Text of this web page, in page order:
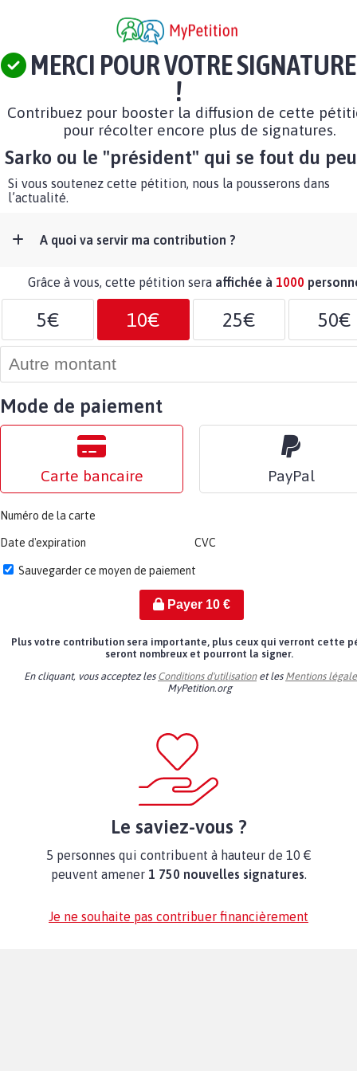
MERCI POUR VOTRE SIGNATURE
!
Contribuez pour booster la diffusion de cette
pour récolter encore plus de signatures.
Sarko ou le "président" qui se fout du
Si vous soutenez cette pétition, nous la pousserons dans
l’actualité.
A quoi va servir ma contribution ?
Grâce à vous, cette pétition sera affichée à 1000
5€ 10€ 25€ 50€
Mode de paiement
Carte bancaire PayPal
Numéro de la carte
Date d'expiration CVC
Sauvegarder ce moyen de paiement
Payer 10€
Plus votre contribution sera importante, plus ceux qui verront cette
seront nombreux et pourront la signer.
En cliquant, vous acceptez les Conditions d'utilisationet les Mentions
MyPetition.org
Le saviez-vous ?
5 personnes qui contribuent à hauteur de 10 €
peuvent amener 1 750 nouvelles signatures.
Je ne souhaite pas contribuer financièrement